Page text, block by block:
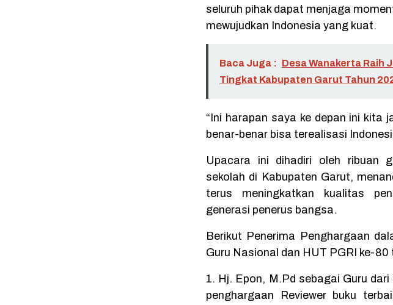
seluruh pihak dapat menjaga
mewujudkan Indonesia yang kuat.
Baca Juga : Desa Wanakerta Raih
Tingkat Kabupaten Garut Tahun
“Ini harapan saya ke depan ini kita
benar-benar bisa terealisasi
Upacara ini dihadiri oleh ribuan
sekolah di Kabupaten Garut,
terus meningkatkan kualitas
generasi penerus bangsa.
Berikut Penerima Penghargaan
Guru Nasional dan HUT PGRI ke-
1. Hj. Epon, M.Pd sebagai Guru
penghargaan Reviewer buku